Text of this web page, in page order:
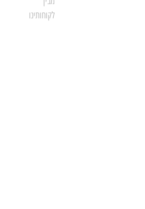
לקוחותינו